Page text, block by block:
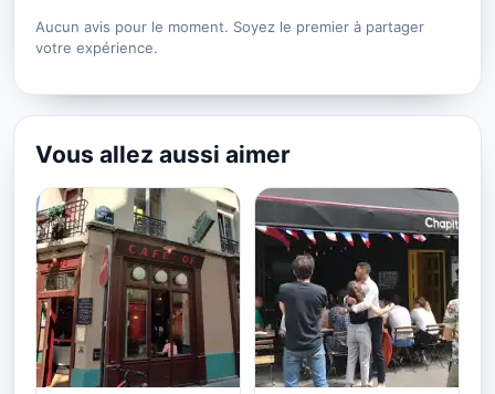
Aucun avis pour le moment. Soyez le premier à partager
votre expérience.
Vous allez aussi aimer